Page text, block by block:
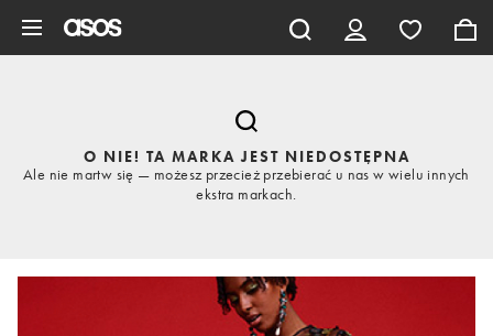
O NIE! TA MARKA JEST NIEDOSTĘPNA
Ale nie martw się — możesz przecież przebierać u nas w wielu innych
ekstra markach.